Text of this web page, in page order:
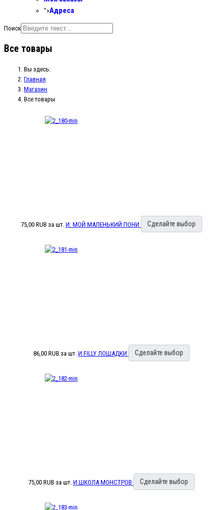
">Адреса
Поиск
Все товары
Вы здесь:
Главная
Магазин
Все товары
75,00 RUB за шт. И. МОЙ МАЛЕНЬКИЙ ПОНИ Сделайте выбор
86,00 RUB за шт. И.FILLY ЛОШАДКИ Сделайте выбор
75,00 RUB за шт. И.ШКОЛА МОНСТРОВ Сделайте выбор